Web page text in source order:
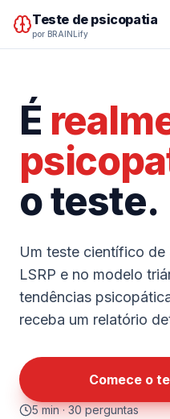
Teste de psicopatia
por BRAINLify
É
o teste.
Um teste científico
LSRP e no modelo
tendências
receba um relatório
Comece o
5 min · 30 perguntas